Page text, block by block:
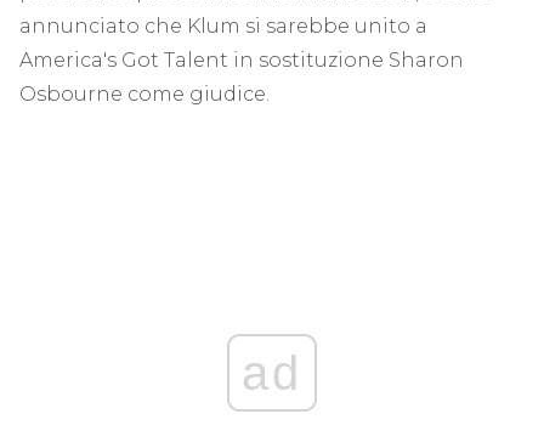
annunciato che Klum si sarebbe unito a
America's Got Talent in sostituzione Sharon
Osbourne come giudice.
ad